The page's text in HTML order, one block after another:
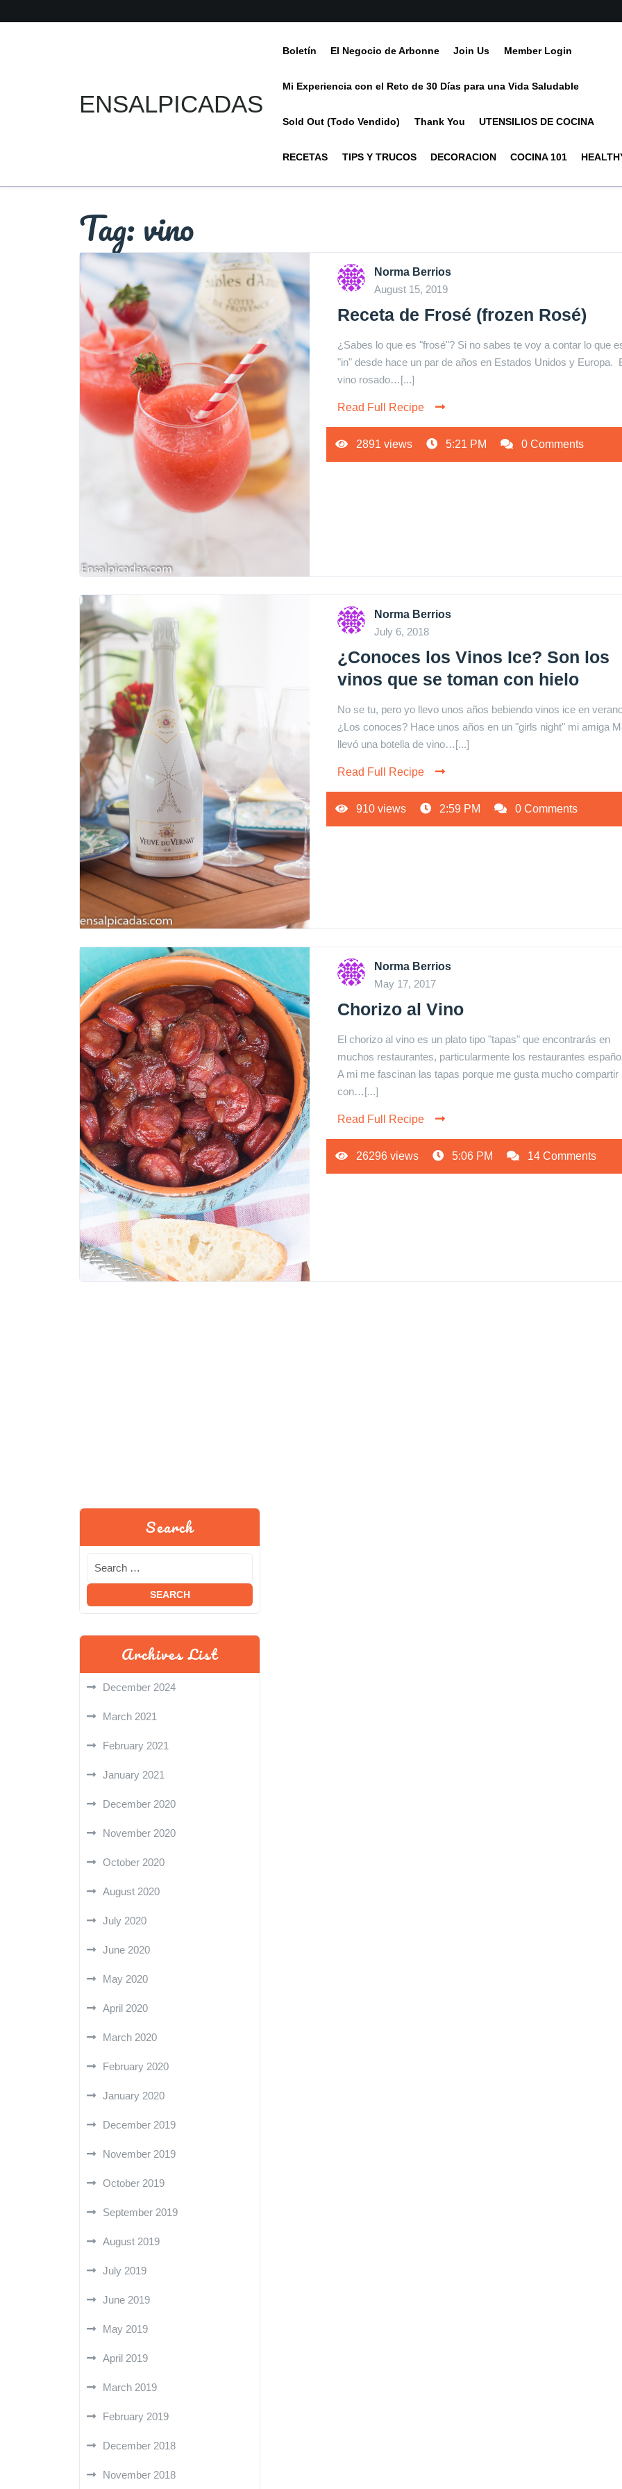
to
ENSALPICADAS
Boletín El Negocio de Arbonne Join Us Member Login
Mi Experiencia con el Reto de 30 Días para una Vida Saludable
Sold Out (Todo Vendido) Thank You UTENSILIOS DE COCINA
RECETAS TIPS Y TRUCOS DECORACION COCINA 101
Tag:vino
Norma Berrios
August 15, 2019
Receta de Frosé (frozen Rosé)
¿Sabes lo que es "frosé"? Si no sabes te voy a contar lo que
"in" desde hace un par de años en Estados Unidos y Europa.
vino rosado…[...]
Read Full Recipe
2891 views 5:21 PM 0 Comments
Norma Berrios
July 6, 2018
¿Conoces los Vinos Ice? Son los
vinos que se toman con hielo
No se tu, pero yo llevo unos años bebiendo vinos ice en
¿Los conoces? Hace unos años en un "girls night" mi amiga
llevó una botella de vino…[...]
Read Full Recipe
910 views 2:59 PM 0 Comments
Norma Berrios
May 17, 2017
Chorizo al Vino
El chorizo al vino es un plato tipo "tapas" que encontrarás en
muchos restaurantes, particularmente los restaurantes
A mi me fascinan las tapas porque me gusta mucho compartir
con…[...]
Read Full Recipe
26296 views 5:06 PM 14 Comments
Search
Archives List
December 2024
March 2021
February 2021
January 2021
December 2020
November 2020
October 2020
August 2020
July 2020
June 2020
May 2020
April 2020
March 2020
February 2020
January 2020
December 2019
November 2019
October 2019
September 2019
August 2019
July 2019
June 2019
May 2019
April 2019
March 2019
February 2019
December 2018
November 2018